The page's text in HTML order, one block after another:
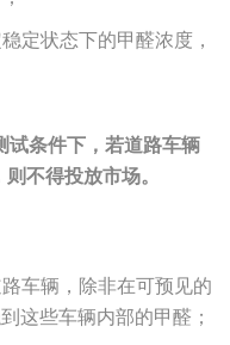
定状态下的甲醛浓度，
试条件下，若道路车辆
不得投放市场。
车辆，除非在可预见的
这些车辆内部的甲醛；